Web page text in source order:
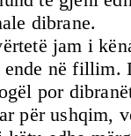
dibrane.
jam i
ende në fillim.
por
për ushqim,